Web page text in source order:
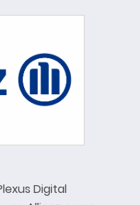
Digital